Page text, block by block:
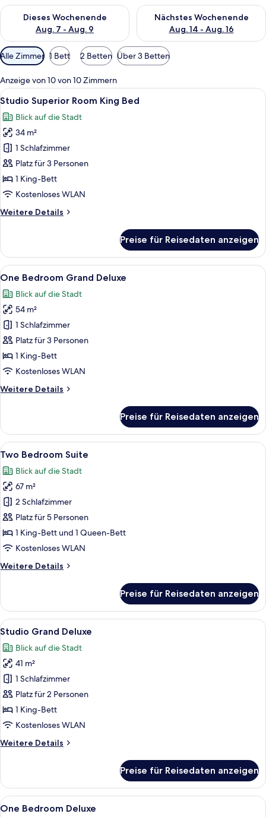
Dieses Wochenende
Aug. 7 - Aug. 9
Überprüfe die Verfügbarkeit für dieses Wochenende, Aug. 7
Nächstes Wochenende
Aug. 14 - Aug. 16
Überprüfe die Verfügbarkeit
Verfügbare
Filter
für
Zimmer
Alle Zimmer 1 Bett 2 Betten Über 3 Betten
Anzeige von 10 von 10 Zimmern
Alle
Fotos
für
Studio
Superior
Room
King
Bed
Ein modernes Hotelzimmer mit
22
Studio Superior Room King Bed
Blick auf die Stadt
34 m²
1 Schlafzimmer
Platz für 3 Personen
1 King-Bett
Kostenloses WLAN
Weitere Details
Weitere
Superior
Room
King
Preise für Reisedaten anzeigen
Alle
Fotos
für
One
Bedroom
Grand
Deluxe
anzeigen
Ein Hotelzimmer mit einem großen
25
One Bedroom Grand Deluxe
Blick auf die Stadt
54 m²
1 Schlafzimmer
Platz für 3 Personen
1 King-Bett
Kostenloses WLAN
Weitere Details
Weitere
Bedroom
Grand
Deluxe
Preise für Reisedaten anzeigen
Alle
Fotos
für
Two
Bedroom
Suite
anzeigen
27
Two Bedroom Suite
Blick auf die Stadt
67 m²
2 Schlafzimmer
Platz für 5 Personen
1 King-Bett und 1 Queen-Bett
Kostenloses WLAN
Weitere Details
Weitere
Bedroom
Suite
Preise für Reisedaten anzeigen
Alle
Fotos
für
Studio
Grand
Deluxe
anzeigen
Ein modernes Hotelzimmer mit
25
Studio Grand Deluxe
Blick auf die Stadt
41 m²
1 Schlafzimmer
Platz für 2 Personen
1 King-Bett
Kostenloses WLAN
Weitere Details
Weitere
Grand
Deluxe
Preise für Reisedaten anzeigen
Alle
Ein modernes Hotelzimmer mit
26
One Bedroom Deluxe